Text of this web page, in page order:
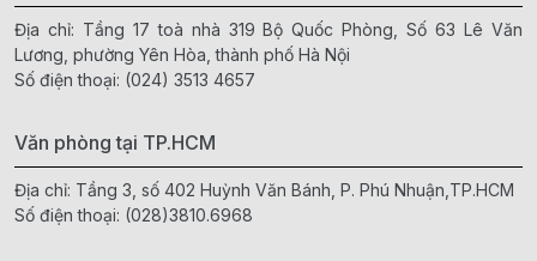
Địa chỉ: Tầng 17 toà nhà 319 Bộ Quốc Phòng, Số 63 Lê Văn
Lương, phường Yên Hòa, thành phố Hà Nội
Số điện thoại: (024) 3513 4657
Văn phòng tại TP.HCM
Địa chỉ: Tầng 3, số 402 Huỳnh Văn Bánh, P. Phú Nhuận,TP.HCM
Số điện thoại: (028)3810.6968